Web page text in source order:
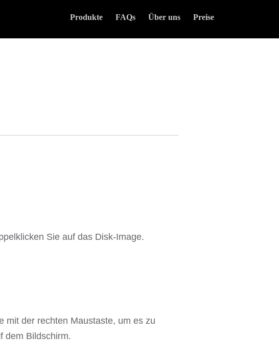
Produkte FAQs Über uns Preise
Sie auf das Disk-Image.
mit der rechten Maustaste, um es zu
dem Bildschirm.